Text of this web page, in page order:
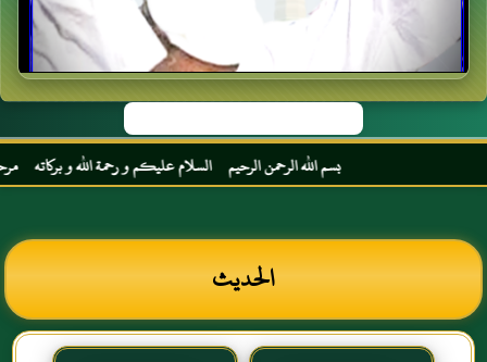
بسم الله الرحمن الرحيم السلام عليكم و رحمة الله و بركاته
الحديث